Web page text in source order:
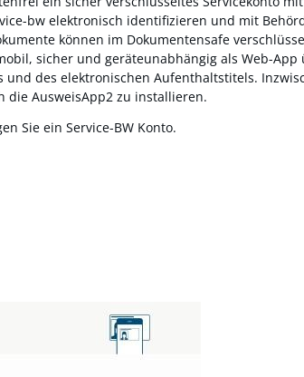
bw elektronisch identifizieren und mit
können im Dokumentensafe
sicher und geräteunabhängig als Web-
des elektronischen Aufenthaltstitels.
die AusweisApp2 zu installieren.
Sie ein Service-BW Konto.